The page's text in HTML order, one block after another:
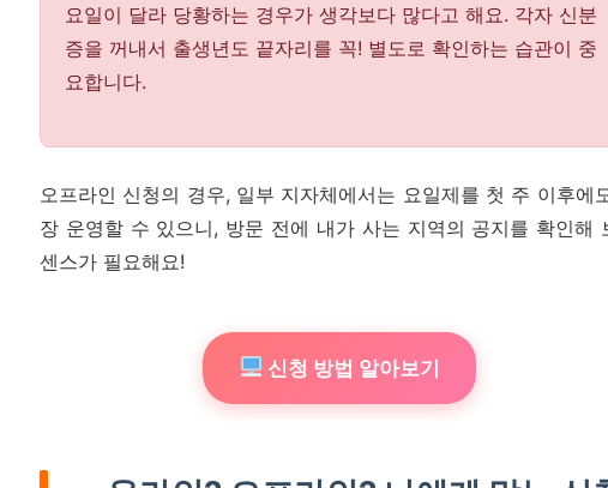
요일이 달라 당황하는 경우가 생각보다 많다고 해요. 각자 신분
증을 꺼내서 출생년도 끝자리를 꼭! 별도로 확인하는 습관이 중
요합니다.
오프라인 신청의 경우, 일부 지자체에서는 요일제를 첫 주 이후에
장 운영할 수 있으니, 방문 전에 내가 사는 지역의 공지를 확인해
센스가 필요해요!
신청 방법 알아보기